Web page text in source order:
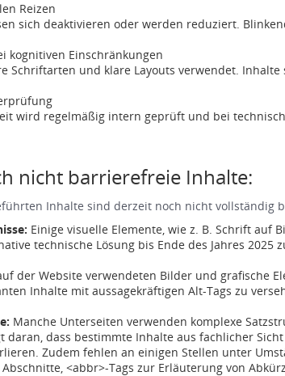
Reizen
sich deaktivieren oder werden reduziert.
kognitiven Einschränkungen
Schriftarten und klare Layouts verwendet.
wird regelmäßig intern geprüft und bei
nicht barrierefreie Inhalte:
Inhalte sind derzeit noch nicht vollständig
Einige visuelle Elemente, wie z. B. Schrift
technische Lösung bis Ende des Jahres 2025
der Website verwendeten Bilder und grafische
Inhalte mit aussagekräftigen Alt-Tags zu
Manche Unterseiten verwenden komplexe
daran, dass bestimmte Inhalte aus fachlicher
Zudem fehlen an einigen Stellen unter
<abbr>-Tags zur Erläuterung von